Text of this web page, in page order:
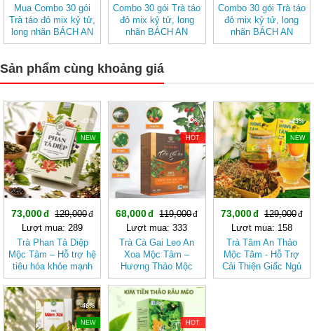
Mua Combo 30 gói
Trà táo đỏ mix kỷ tử,
long nhãn BÁCH AN
KHANG - Trà Thảo
Combo 30 gói Trà táo
đỏ mix kỷ tử, long
nhãn BÁCH AN
KHANG
Combo 30 gói Trà táo
đỏ mix kỷ tử, long
nhãn BÁCH AN
KHANG - Trà Thảo
Sản phẩm cùng khoảng giá
-43%
NEW
73,000
129,000
Lượt mua: 289
Trà Phan Tả Diệp
Mộc Tâm – Hỗ trợ hệ
tiêu hóa khỏe mạnh
-42%
HOT
68,000
119,000
Lượt mua: 333
Trà Cà Gai Leo An
Xoa Mộc Tâm –
Hương Thảo Mộc
Cho Ngày Thư Thái
-43%
NEW
73,000
129,000
Lượt mua: 158
Trà Tâm An Thảo
Mộc Tâm - Hỗ Trợ
Cải Thiện Giấc Ngủ
-46%
NEW HOT